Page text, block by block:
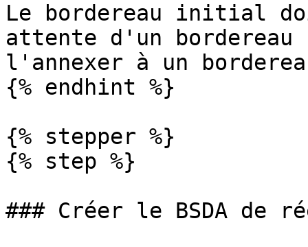
Le bordereau initial
attente d'un
l'annexer à un
{% endhint %}
{% stepper %}
{% step %}
### Créer le BSDA de